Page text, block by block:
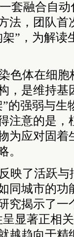
套融合自
法，团队首
”，为解读
色体在细
，是维持基
的强弱与生
注意的是，
为应对固着
。
映了活跃
同城市的功
究揭示了
显著正相